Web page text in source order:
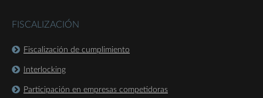
FISCALIZACIÓN
Fiscalización de cumplimiento
Interlocking
Participación en empresas competidoras